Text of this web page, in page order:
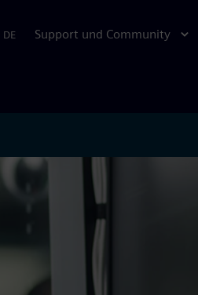
DE Support und Community